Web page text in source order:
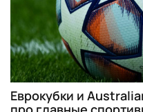
Еврокубки и